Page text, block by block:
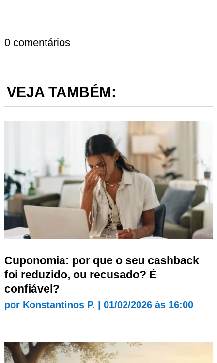
0 comentários
VEJA TAMBÉM:
Cuponomia: por que o seu cashback
foi reduzido, ou recusado? É
confiável?
por Konstantinos P. 01/02/2026 às 16:00